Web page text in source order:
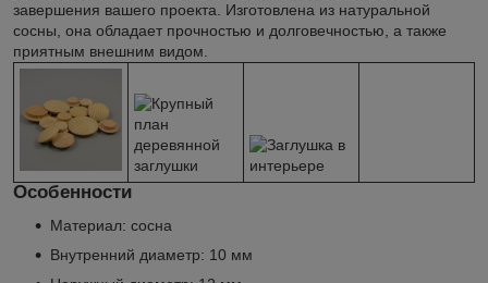
завершения вашего проекта. Изготовлена из натуральной
сосны, она обладает прочностью и долговечностью, а также
приятным внешним видом.
Особенности
Материал: сосна
Внутренний диаметр: 10 мм